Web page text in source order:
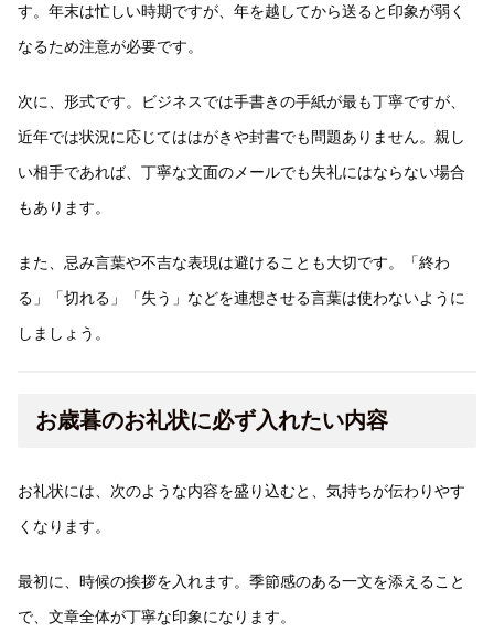
す。年末は忙しい時期ですが、年を越してから送ると印象が弱く
なるため注意が必要です。
次に、形式です。ビジネスでは手書きの手紙が最も丁寧ですが、
近年では状況に応じてははがきや封書でも問題ありません。親し
い相手であれば、丁寧な文面のメールでも失礼にはならない場合
もあります。
また、忌み言葉や不吉な表現は避けることも大切です。「終わ
る」「切れる」「失う」などを連想させる言葉は使わないように
しましょう。
お歳暮のお礼状に必ず入れたい内容
お礼状には、次のような内容を盛り込むと、気持ちが伝わりやす
くなります。
最初に、時候の挨拶を入れます。季節感のある一文を添えること
で、文章全体が丁寧な印象になります。